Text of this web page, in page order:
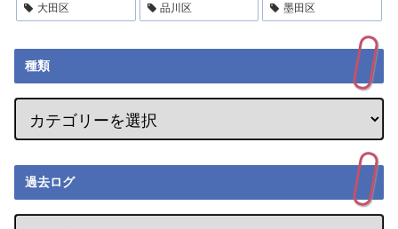
大田区 品川区 墨田区
種類
過去ログ